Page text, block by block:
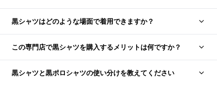
黒シャツはどのような場面で着用できますか？
この専門店で黒シャツを購入するメリットは何ですか？
黒シャツと黒ポロシャツの使い分けを教えてください